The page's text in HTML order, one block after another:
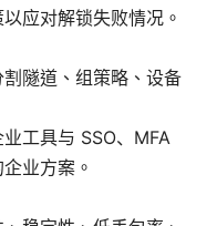
应对解锁失败情况。
隧道、组策略、设备
工具与 SSO、MFA
业方案。